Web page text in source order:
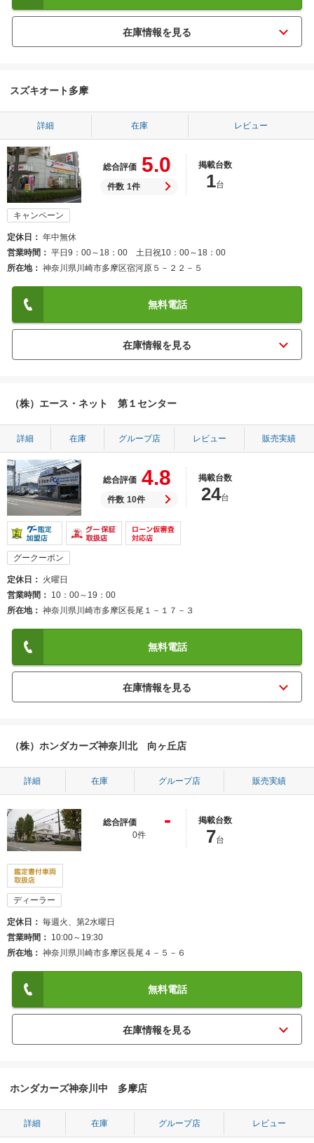
スズキオート多摩
詳細 在庫 レビュー
総合評価 5.0
件数 1件
掲載台数
1台
キャンペーン
定休日
年中無休
営業時間
平日9：00～18：00 土日祝10：00～18：00
所在地
神奈川県川崎市多摩区宿河原５－２２－５
無料電話
（株）エース・ネット 第１センター
詳細 在庫 グループ店 レビュー 販売実績
総合評価 4.8
件数 10件
掲載台数
24台
グークーポン
定休日
火曜日
営業時間
10：00～19：00
所在地
神奈川県川崎市多摩区長尾１－１７－３
無料電話
（株）ホンダカーズ神奈川北 向ヶ丘店
詳細 在庫 グループ店 販売実績
総合評価 -
0件
掲載台数
7台
ディーラー
定休日
毎週火、第2水曜日
営業時間
10:00～19:30
所在地
神奈川県川崎市多摩区長尾４－５－６
無料電話
ホンダカーズ神奈川中 多摩店
詳細 在庫 グループ店 レビュー